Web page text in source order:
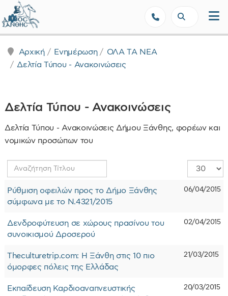
Αρχική Ενημέρωση
ΟΛΑ ΤΑ ΝΕΑ
Δελτία Τύπου - Ανακοινώσεις
Δελτία Τύπου - Ανακοινώσεις
Δελτία Τύπου - Ανακοινώσεις Δήμου Ξάνθης, φορέων και
νομικών προσώπων του
Αναζήτηση
Τίτλου
Εμφάνιση
#
Ρύθμιση οφειλών προς το Δήμο Ξάνθης
σύμφωνα με το Ν.4321/2015
06/04/2015
Δενδροφύτευση σε χώρους πρασίνου του
συνοικισμού Δροσερού
02/04/2015
Theculturetrip.com: Η Ξάνθη στις 10 πιο
όμορφες πόλεις της Ελλάδας
21/03/2015
Εκπαίδευση Καρδιοαναπνευστικής
20/03/2015